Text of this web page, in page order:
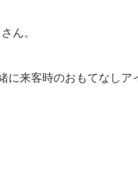
ん。
来客時のおもてなしア